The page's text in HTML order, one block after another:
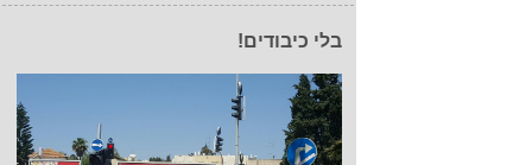
בלי כיבודים!